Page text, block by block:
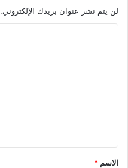
لن يتم نشر عنوان بريدك الإلكتروني.
*
الاسم *